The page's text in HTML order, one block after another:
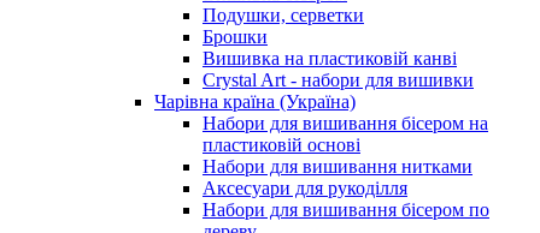
Подушки, серветки
Брошки
Вишивка на пластиковій канві
Crystal Art - набори для вишивки
Чарівна країна (Україна)
Набори для вишивання бісером на
пластиковій основі
Набори для вишивання нитками
Аксесуари для рукоділля
Набори для вишивання бісером по